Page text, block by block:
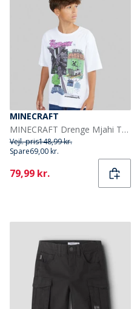
MINECRAFT
MINECRAFT Drenge Mjahi T-shirt Bright White
Vejl. pris148,99 kr.
Spare69,00 kr.
Current
79,99 kr.